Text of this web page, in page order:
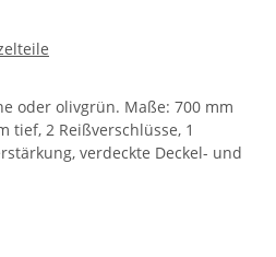
oder olivgrün. Maße: 700 mm
tief, 2 Reißverschlüsse, 1
verdeckte Deckel- und